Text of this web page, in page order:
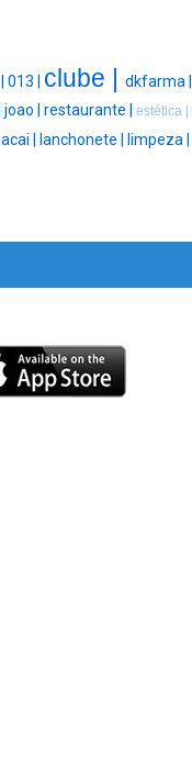
013 | clube | dkfarma |
joao | restaurante | estética |
acai | lanchonete | limpeza |